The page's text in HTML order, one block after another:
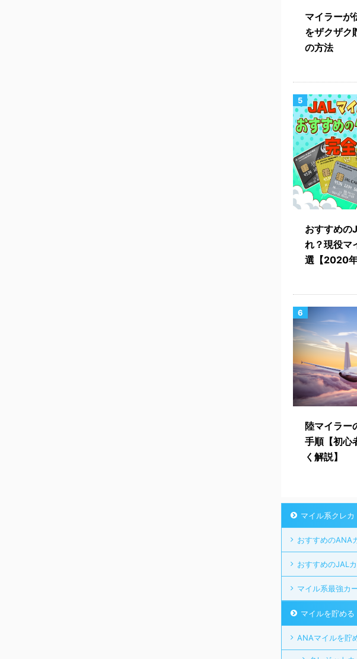
マイラーが
をザクザク
の方法
5
おすすめの
れ？現役マ
選【2020年
6
陸マイラー
手順【初心
く解説】
マイル系クレカ
おすすめのANA
おすすめのJAL
マイル系最強カ
マイルを貯める
ANAマイルを貯